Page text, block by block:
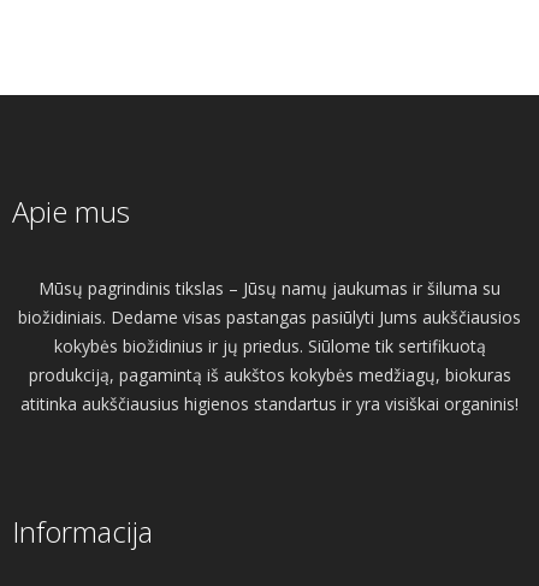
Apie mus
Mūsų pagrindinis tikslas – Jūsų namų jaukumas ir šiluma su
biožidiniais. Dedame visas pastangas pasiūlyti Jums aukščiausios
kokybės biožidinius ir jų priedus. Siūlome tik sertifikuotą
produkciją, pagamintą iš aukštos kokybės medžiagų, biokuras
atitinka aukščiausius higienos standartus ir yra visiškai organinis!
Informacija